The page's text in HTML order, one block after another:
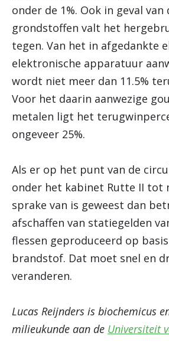
onder de 1%. Ook in geval van
grondstoffen valt het
tegen. Van het in afgedankte
elektronische apparatuur
wordt niet meer dan 11.5%
Voor het daarin aanwezige
metalen ligt het
ongeveer 25%.
Als er op het punt van de
onder het kabinet Rutte II tot
sprake van is geweest dan
afschaffen van statiegelden
flessen geproduceerd op
brandstof. Dat moet snel en
veranderen.
Lucas Reijnders is biochemicus
milieukunde aan de Universiteit